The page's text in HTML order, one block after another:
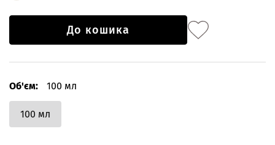
До кошика
Об'єм: 100 мл
100 мл